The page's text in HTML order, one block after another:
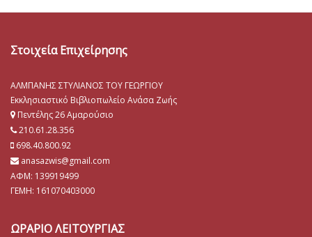
Στοιχεία Επιχείρησης
ΑΛΜΠΑΝΗΣ ΣΤΥΛΙΑΝΟΣ ΤΟΥ ΓΕΩΡΓΙΟΥ
Εκκλησιαστικό Βιβλιοπωλείο Ανάσα Ζωής
Πεντέλης 26 Αμαρούσιο
210.61.28.356
698.40.800.92
anasazwis@gmail.com
ΑΦΜ: 139919499
ΓΕΜΗ: 161070403000
ΩΡΑΡΙΟ ΛΕΙΤΟΥΡΓΙΑΣ